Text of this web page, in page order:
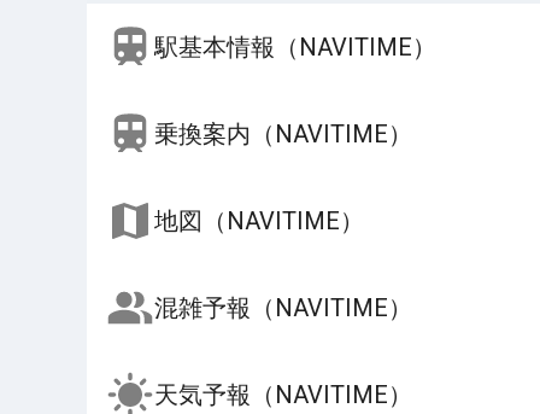
駅基本情報（NAVITIME）
乗換案内（NAVITIME）
地図（NAVITIME）
混雑予報（NAVITIME）
天気予報（NAVITIME）